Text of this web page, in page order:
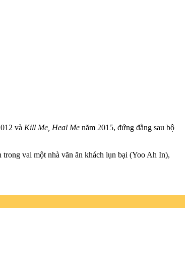
và Kill Me, Heal Me năm 2015, đứng đằng sau bộ
vai một nhà văn ăn khách lụn bại (Yoo Ah In),